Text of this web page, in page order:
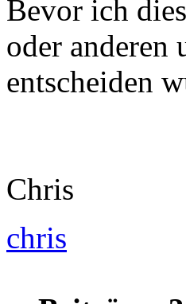
Bevor ich
oder anderen
entscheiden
Chris
chris